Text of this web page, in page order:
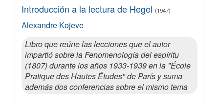
Introducción a la lectura de Hegel (1947)
Alexandre Kojeve
Libro que reúne las lecciones que el autor
impartió sobre la Fenomenología del espíritu
(1807) durante los años 1933-1939 en la "École
Pratique des Hautes Études" de París y suma
además dos conferencias sobre el mismo tema